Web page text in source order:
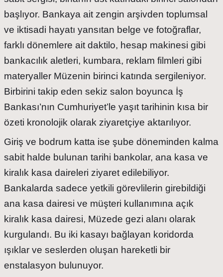
başlıyor. Bankaya ait zengin arşivden toplumsal
ve iktisadi hayatı yansıtan belge ve fotoğraflar,
farklı dönemlere ait daktilo, hesap makinesi gibi
bankacılık aletleri, kumbara, reklam filmleri gibi
materyaller Müzenin birinci katında sergileniyor.
Birbirini takip eden sekiz salon boyunca İş
Bankası’nın Cumhuriyet’le yaşıt tarihinin kısa bir
özeti kronolojik olarak ziyaretçiye aktarılıyor.
Giriş ve bodrum katta ise şube döneminden kalma
sabit halde bulunan tarihi bankolar, ana kasa ve
kiralık kasa daireleri ziyaret edilebiliyor.
Bankalarda sadece yetkili görevlilerin girebildiği
ana kasa dairesi ve müşteri kullanımına açık
kiralık kasa dairesi, Müzede gezi alanı olarak
kurgulandı. Bu iki kasayı bağlayan koridorda
ışıklar ve seslerden oluşan hareketli bir
enstalasyon bulunuyor.